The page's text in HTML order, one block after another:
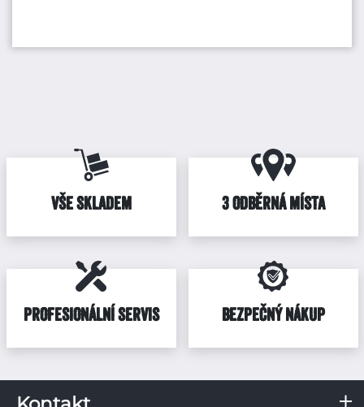
VŠE SKLADEM 3 ODBĚRNÁ MÍSTA
PROFESIONÁLNÍ SERVIS BEZPEČNÝ NÁKUP